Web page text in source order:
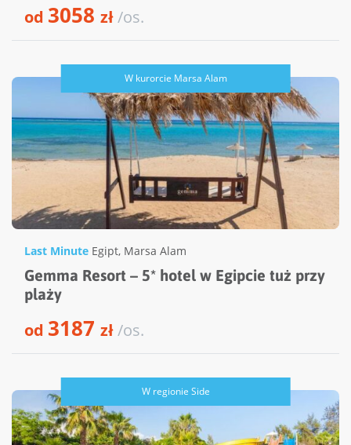
od 3058 zł/os.
W kurorcie Marsa Alam
Last Minute Egipt, Marsa Alam
Gemma Resort – 5* hotel w Egipcie tuż przy
plaży
od 3187 zł/os.
W regionie Side